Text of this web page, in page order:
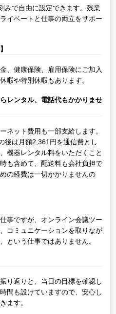
みで自由に設定できます。残業
イベートと仕事の両立をサポー
、健康保険、雇用保険にご加入
暇や特別休暇もあります。
レンタル、電話代もかかりませ
ネット費用も一部支給します。
後は月額2,361円を通信費とし
機器レンタル料をいただくこと
も含めて、配送料も会社負担で
の経費は一切かかりませんの
事ですが、オンライン会議ツー
コミュニケーションを取りなが
という仕事ではありません。
り返りと、当日の目標を確認し
間も設けていますので、安心し
ます。